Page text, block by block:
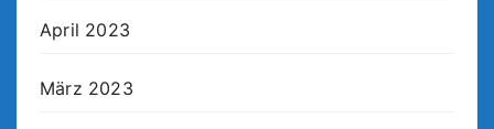
April 2023
März 2023